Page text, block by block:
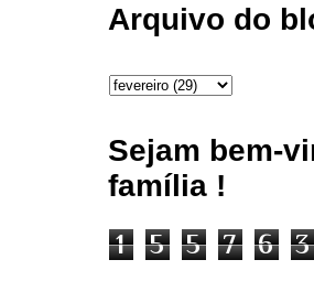
Arquivo do
Sejam bem-
família !
1 5 5 7 6 3